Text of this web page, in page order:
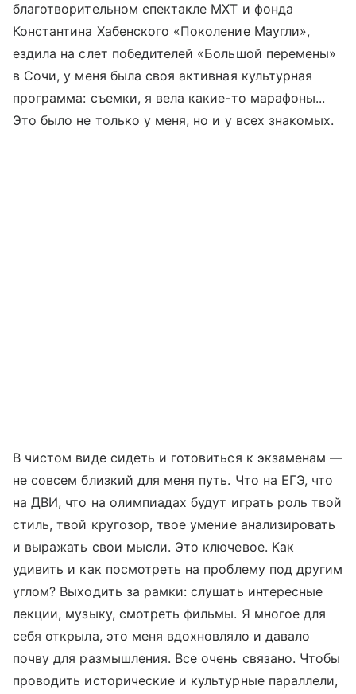
благотворительном спектакле МХТ и фонда
Константина Хабенского «Поколение Маугли»,
ездила на слет победителей «Большой перемены»
в Сочи, у меня была своя активная культурная
программа: съемки, я вела какие-то марафоны...
Это было не только у меня, но и у всех знакомых.
В чистом виде сидеть и готовиться к экзаменам —
не совсем близкий для меня путь. Что на ЕГЭ, что
на ДВИ, что на олимпиадах будут играть роль твой
стиль, твой кругозор, твое умение анализировать
и выражать свои мысли. Это ключевое. Как
удивить и как посмотреть на проблему под другим
углом? Выходить за рамки: слушать интересные
лекции, музыку, смотреть фильмы. Я многое для
себя открыла, это меня вдохновляло и давало
почву для размышления. Все очень связано. Чтобы
проводить исторические и культурные параллели,